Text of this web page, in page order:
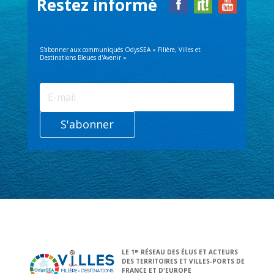
Restez informé
S'abonner aux communiqués OdysSEA « Filière, Villes et
Destinations Bleues d'Avenir »
S'abonner
LE 1 ER
RÉSEAU DES ÉLUS ET ACTEURS
DES TERRITOIRES ET VILLES-PORTS DE
FRANCE ET D'EUROPE